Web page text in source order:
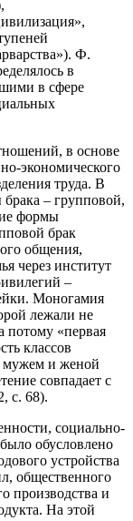
Ф.
в
в сфере
в основе
экономического
труда. В
– групповой,
формы
брак
общения,
через институт
–
Моногамия
лежали не
потому «первая
классов
мужем и женой
совпадает с
с. 68).
социально-
обусловлено
устройства
общественного
производства и
На этой